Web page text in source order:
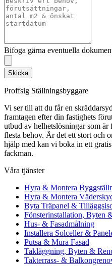
Bifoga gärna eventuella
Skicka
Proffsig Ställningsbyggare
Vi ser till att du får en
framtagen efter din fastighets
utbud av helhetslösningar som är
flesta behov. Är det ett stort och
hjälp med kan vi boka in ett
fackman.
Våra tjänster
Hyra & Montera
Hyra & Montera
Byta Träpanel &
Fönsterinstallation, Byten
Hus- & Fasadmålning
Installera Solceller &
Putsa & Mura Fasad
Takläggning, Byten &
Takterrass- &